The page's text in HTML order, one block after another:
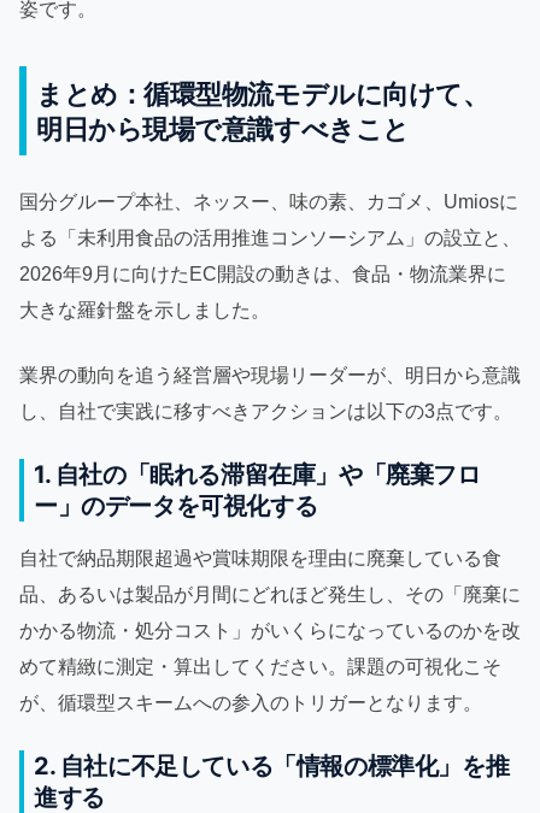
姿です。
まとめ：循環型物流モデルに向けて、
明日から現場で意識すべきこと
国分グループ本社、ネッスー、味の素、カゴメ、Umiosに
よる「未利用食品の活用推進コンソーシアム」の設立と、
2026年9月に向けたEC開設の動きは、食品・物流業界に
大きな羅針盤を示しました。
業界の動向を追う経営層や現場リーダーが、明日から意識
し、自社で実践に移すべきアクションは以下の3点です。
1. 自社の「眠れる滞留在庫」や「廃棄フロ
ー」のデータを可視化する
自社で納品期限超過や賞味期限を理由に廃棄している食
品、あるいは製品が月間にどれほど発生し、その「廃棄に
かかる物流・処分コスト」がいくらになっているのかを改
めて精緻に測定・算出してください。課題の可視化こそ
が、循環型スキームへの参入のトリガーとなります。
2. 自社に不足している「情報の標準化」を推
進する